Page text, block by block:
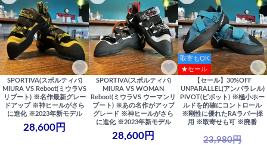
SPORTIVA(スポルティバ)
MIURA VS Reboot(ミウラVS
リブート) ※名作最新グレー
ドアップ ※神ヒールがさら
に進化 ※2023年新モデル
28,600円
SPORTIVA(スポルティバ)
MIURA VS WOMAN
Reboot(ミウラVS ウーマンリ
ブート) ※あの名作がアップ
グレード ※神ヒールがさら
に進化 ※2023年新モデル
28,600円
取寄もOK
★セール
【セール】30%OFF
UNPARALLEL(アンパラレル)
PIVOT(ピボット) ※極小ホー
ルドを的確にコントロール
※剛性に優れたRAラバー採
用 ※取寄せも可 ※廃番
23,980円